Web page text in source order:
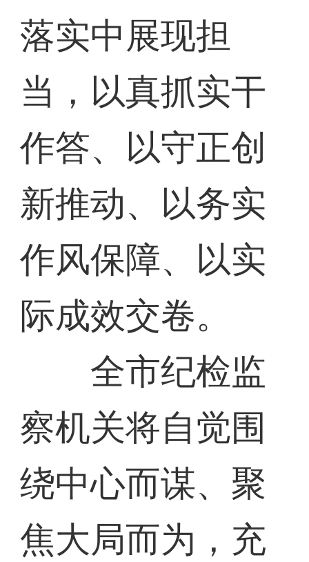
落实中展现担
当，以真抓实干
作答、以守正创
新推动、以务实
作风保障、以实
际成效交卷。
全市纪检监
察机关将自觉围
绕中心而谋、聚
焦大局而为，充